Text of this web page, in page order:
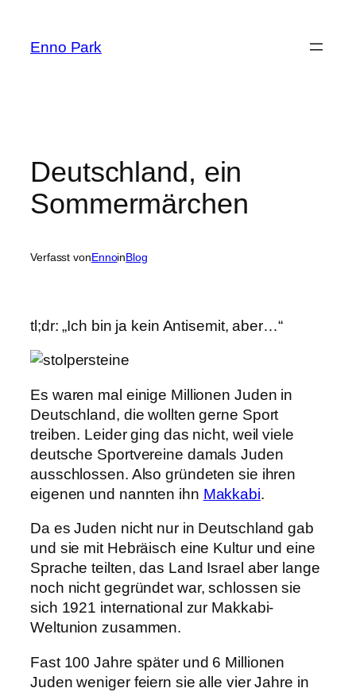
springen
Enno Park
Deutschland, ein
Sommermärchen
Verfasst vonEnnoinBlog
tl;dr: „Ich bin ja kein Antisemit, aber…“
Es waren mal einige Millionen Juden in
Deutschland, die wollten gerne Sport
treiben. Leider ging das nicht, weil viele
deutsche Sportvereine damals Juden
ausschlossen. Also gründeten sie ihren
eigenen und nannten ihn Makkabi.
Da es Juden nicht nur in Deutschland gab
und sie mit Hebräisch eine Kultur und eine
Sprache teilten, das Land Israel aber lange
noch nicht gegründet war, schlossen sie
sich 1921 international zur Makkabi-
Weltunion zusammen.
Fast 100 Jahre später und 6 Millionen
Juden weniger feiern sie alle vier Jahre in